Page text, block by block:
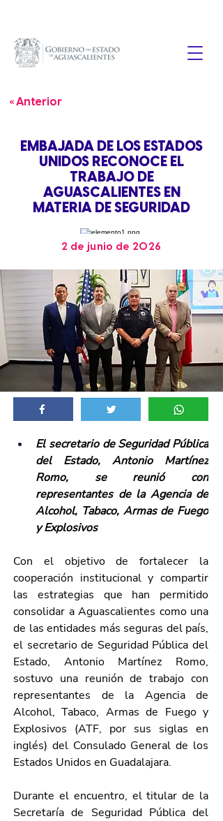
« Anterior
EMBAJADA DE LOS ESTADOS
UNIDOS RECONOCE EL
TRABAJO DE
AGUASCALIENTES EN
MATERIA DE SEGURIDAD
2 de junio de 2026
El secretario de Seguridad Pública
del Estado, Antonio Martínez
Romo, se reunió con
representantes de la Agencia de
Alcohol, Tabaco, Armas de Fuego
y Explosivos
Con el objetivo de fortalecer la
cooperación institucional y compartir
las estrategias que han permitido
consolidar a Aguascalientes como una
de las entidades más seguras del país,
el secretario de Seguridad Pública del
Estado, Antonio Martínez Romo,
sostuvo una reunión de trabajo con
representantes de la Agencia de
Alcohol, Tabaco, Armas de Fuego y
Explosivos (ATF, por sus siglas en
inglés) del Consulado General de los
Estados Unidos en Guadalajara.
Durante el encuentro, el titular de la
Secretaría de Seguridad Pública del